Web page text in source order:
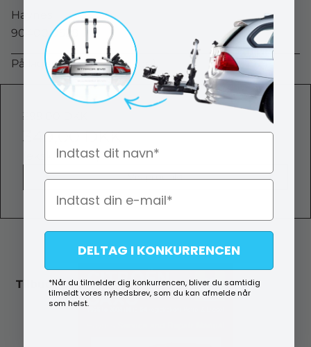
Haynes
90400 0528
På lager (lev. 1-2 hverdage)
399,00 DKK
349,00 DKK
(ekskl. moms)
Vis produkt
Tilbud
DELTAG I KONKURRENCEN
*Når du tilmelder dig konkurrencen, bliver du samtidig
tilmeldt vores nyhedsbrev, som du kan afmelde når
som helst.